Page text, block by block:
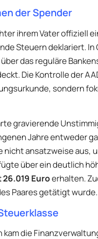
der Spender
ihrem Vater offiziell
Steuern deklariert.
das reguläre
Die Kontrolle der
sondern
gravierende
Jahre entweder
ansatzweise aus,
über ein deutlich
Euroerhalten.
Paares getätigt wurde.
die